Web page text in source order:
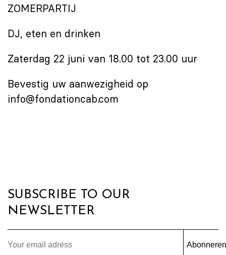
ZOMERPARTIJ
DJ, eten en drinken
Zaterdag 22 juni van 18.00 tot 23.00 uur
Bevestig uw aanwezigheid op
info@fondationcab.com
SUBSCRIBE TO OUR
NEWSLETTER